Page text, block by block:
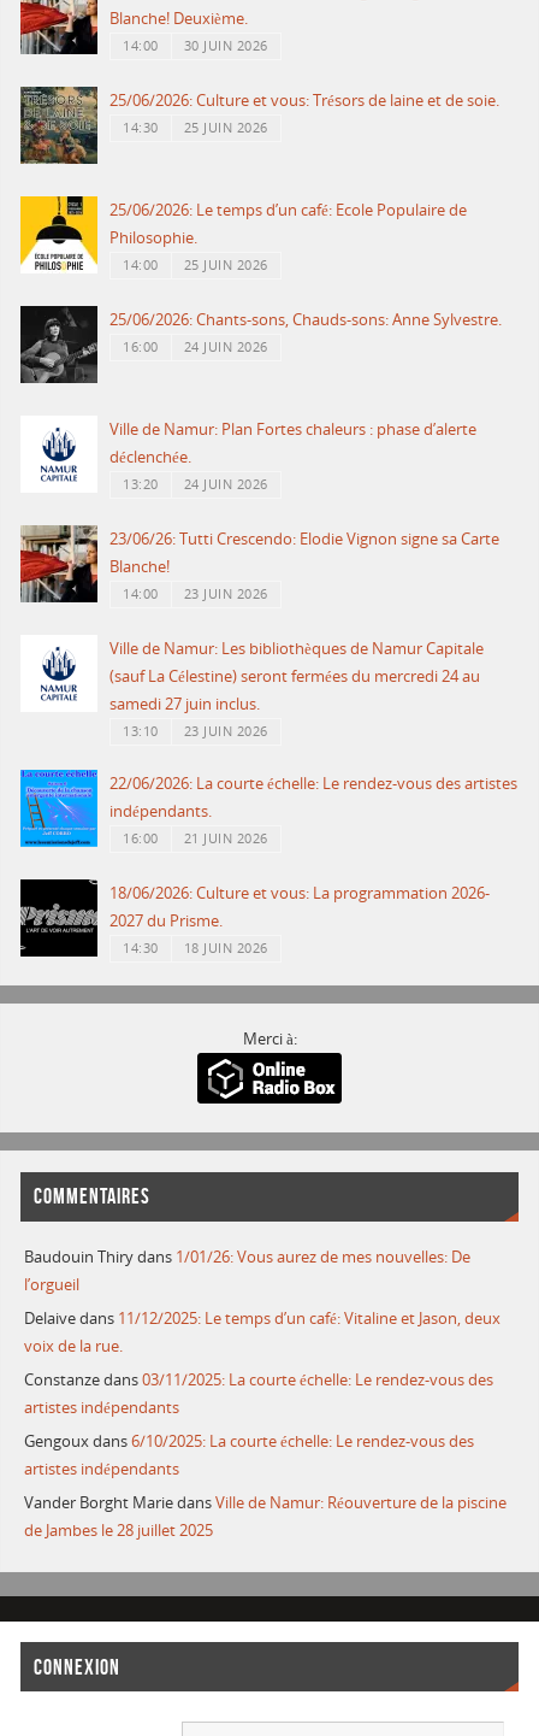
Blanche! Deuxième.
14:00 30 JUIN 2026
25/06/2026: Culture et vous: Trésors de laine et de soie.
14:30 25 JUIN 2026
25/06/2026: Le temps d’un café: Ecole Populaire de
Philosophie.
14:00 25 JUIN 2026
25/06/2026: Chants-sons, Chauds-sons: Anne Sylvestre.
16:00 24 JUIN 2026
Ville de Namur: Plan Fortes chaleurs : phase d’alerte
déclenchée.
13:20 24 JUIN 2026
23/06/26: Tutti Crescendo: Elodie Vignon signe sa Carte
Blanche!
14:00 23 JUIN 2026
Ville de Namur: Les bibliothèques de Namur Capitale
(sauf La Célestine) seront fermées du mercredi 24 au
samedi 27 juin inclus.
13:10 23 JUIN 2026
22/06/2026: La courte échelle: Le rendez-vous des artistes
indépendants.
16:00 21 JUIN 2026
18/06/2026: Culture et vous: La programmation 2026-
2027 du Prisme.
14:30 18 JUIN 2026
Merci à:
COMMENTAIRES
Baudouin Thirydans 1/01/26: Vous aurez de mes nouvelles: De
l’orgueil
Delaivedans 11/12/2025: Le temps d’un café: Vitaline et Jason, deux
voix de la rue.
Constanzedans03/11/2025: La courte échelle: Le rendez-vous des
artistes indépendants
Gengouxdans6/10/2025: La courte échelle: Le rendez-vous des
artistes indépendants
Vander Borght MariedansVille de Namur: Réouverture de la piscine
de Jambes le 28 juillet 2025
CONNEXION